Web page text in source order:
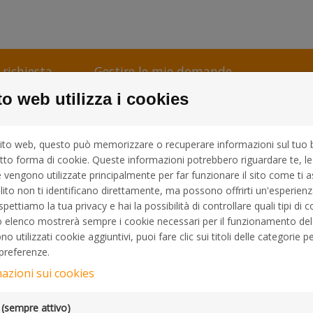
richiesta Gestire le mie domande
del vostro evento
attentamente la richiesta prima di inviarla.
la richiesta per rielaborarla in qualsiasi momento
alla vostra richiesta entro 3 settimane lavorative.
web utilizza i cookies
web, questo può memorizzare o recuperare informazioni sul tuo
forma di cookie. Queste informazioni potrebbero riguardare te,
utilizzate principalmente per far funzionare il sito come ti
non ti identificano direttamente, ma possono offrirti
la tua privacy e hai la possibilità di controllare quali tipi di
elenco mostrerà sempre i cookie necessari per il funzionamento
utilizzati cookie aggiuntivi, puoi fare clic sui titoli delle categorie
sui cookies
attivo)